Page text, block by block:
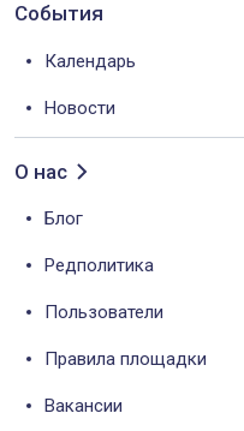
События
Календарь
Новости
О нас
Блог
Редполитика
Пользователи
Правила площадки
Вакансии